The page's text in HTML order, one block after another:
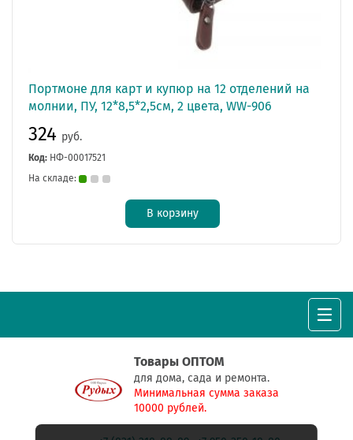
Портмоне для карт и купюр на 12 отделений на
молнии, ПУ, 12*8,5*2,5см, 2 цвета, WW-906
324 руб.
Код: НФ-00017521
На складе:
В корзину
Товары ОПТОМ
для дома, сада и ремонта.
Минимальная сумма заказа
10000 рублей.